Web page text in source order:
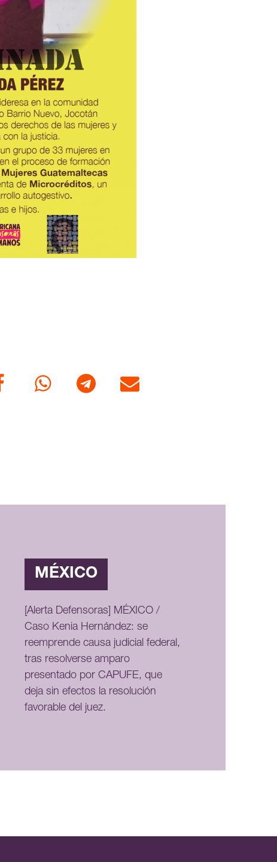
FacebookWhatsappTelegram Correo
MÉXICO
[Alerta Defensoras] MÉXICO /
Caso Kenia Hernández: se
reemprende causa judicial federal,
tras resolverse amparo
presentado por CAPUFE, que
deja sin efectos la resolución
favorable del juez.